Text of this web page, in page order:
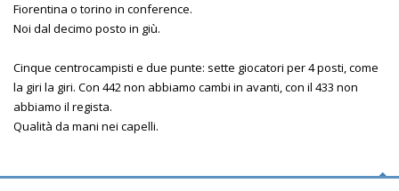
Fiorentina o torino in conference.
Noi dal decimo posto in giù.
Cinque centrocampisti e due punte: sette giocatori per 4 posti, come
la giri la giri. Con 442 non abbiamo cambi in avanti, con il 433 non
abbiamo il regista.
Qualità da mani nei capelli.